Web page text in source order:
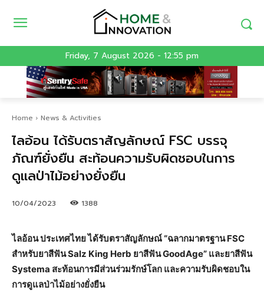
Friday, 7 August 2026 - 12:55 pm
Home News & Activities
ไลอ้อน ได้รับตราสัญลักษณ์ FSC บรรจุ
ภัณฑ์ยั่งยืน สะท้อนความรับผิดชอบในการ
ดูแลป่าไม้อย่างยั่งยืน
10/04/2023 1388
ไลอ้อน ประเทศไทย ได้รับตราสัญลักษณ์ “ฉลากมาตรฐาน FSC
สำหรับยาสีฟัน Salz King Herb ยาสีฟัน GoodAge” และยาสีฟัน
Systema สะท้อนการมีส่วนร่วมรักษ์โลก และความรับผิดชอบใน
การดูแลป่าไม้อย่างยั่งยืน